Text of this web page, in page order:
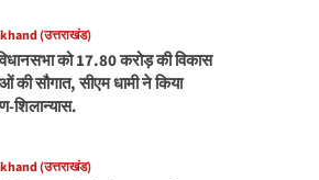
(उत्तराखंड)
को 17.80 करोड़ की विकास
की सौगात, सीएम धामी ने किया
शिलान्यास.
(उत्तराखंड)